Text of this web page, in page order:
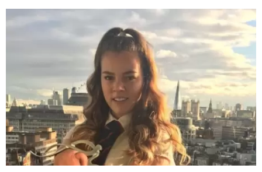
PALABRAS
HORÓSCOPO
Seguinos